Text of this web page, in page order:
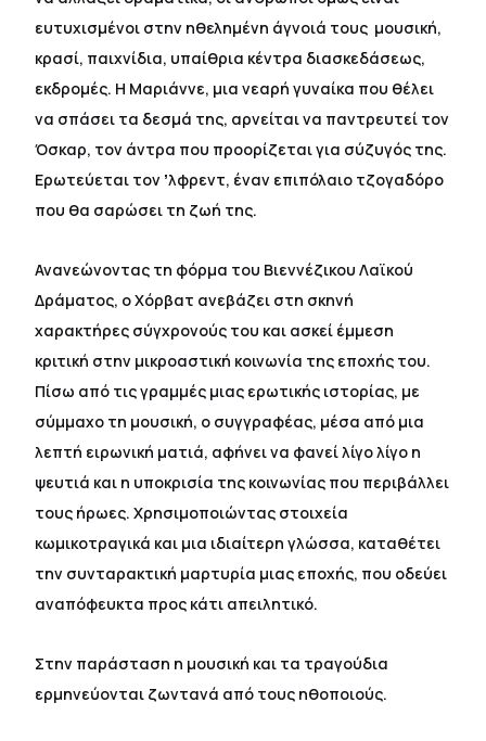
ευτυχισμένοι στην ηθελημένη άγνοιά τους  μουσική,
κρασί, παιχνίδια, υπαίθρια κέντρα διασκεδάσεως,
εκδρομές. Η Μαριάννε, μια νεαρή γυναίκα που θέλει
να σπάσει τα δεσμά της, αρνείται να παντρευτεί τον
Όσκαρ, τον άντρα που προορίζεται για σύζυγός της.
Ερωτεύεται τον ʼλφρεντ, έναν επιπόλαιο τζογαδόρο
που θα σαρώσει τη ζωή της.
Ανανεώνοντας τη φόρμα του Βιεννέζικου Λαϊκού
Δράματος, ο Χόρβατ ανεβάζει στη σκηνή
χαρακτήρες σύγχρονούς του και ασκεί έμμεση
κριτική στην μικροαστική κοινωνία της εποχής του.
Πίσω από τις γραμμές μιας ερωτικής ιστορίας, με
σύμμαχο τη μουσική, ο συγγραφέας, μέσα από μια
λεπτή ειρωνική ματιά, αφήνει να φανεί λίγο λίγο η
ψευτιά και η υποκρισία της κοινωνίας που περιβάλλει
τους ήρωες. Χρησιμοποιώντας στοιχεία
κωμικοτραγικά και μια ιδιαίτερη γλώσσα, καταθέτει
την συνταρακτική μαρτυρία μιας εποχής, που οδεύει
αναπόφευκτα προς κάτι απειλητικό.
Στην παράσταση η μουσική και τα τραγούδια
ερμηνεύονται ζωντανά από τους ηθοποιούς.